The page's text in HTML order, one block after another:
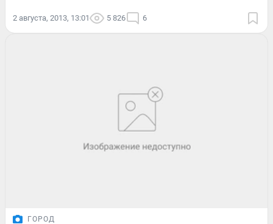
2 августа, 2013, 13:01 5 826 6
ГОРОД